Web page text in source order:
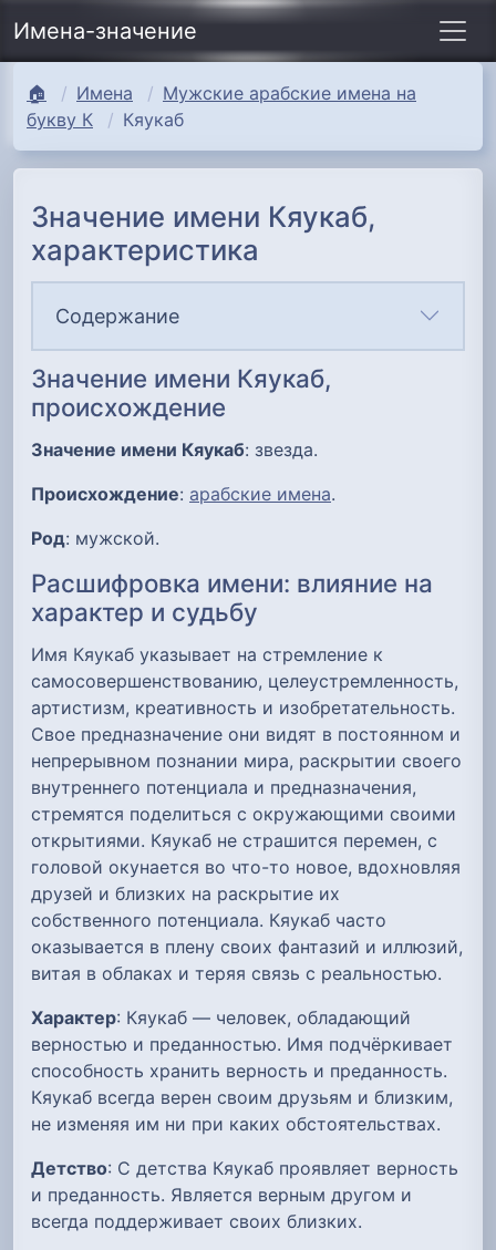
Имена-значение
🏠 Имена
Мужские арабские имена на
букву К
Кяукаб
Значение имени Кяукаб,
характеристика
Содержание
Значение имени Кяукаб,
происхождение
Значение имени Кяукаб: звезда.
Происхождение: арабские имена.
Род: мужской.
Расшифровка имени: влияние на
характер и судьбу
Имя Кяукаб указывает на стремление к
самосовершенствованию, целеустремленность,
артистизм, креативность и изобретательность.
Свое предназначение они видят в постоянном и
непрерывном познании мира, раскрытии своего
внутреннего потенциала и предназначения,
стремятся поделиться с окружающими своими
открытиями. Кяукаб не страшится перемен, с
головой окунается во что-то новое, вдохновляя
друзей и близких на раскрытие их
собственного потенциала. Кяукаб часто
оказывается в плену своих фантазий и иллюзий,
витая в облаках и теряя связь с реальностью.
Характер: Кяукаб — человек, обладающий
верностью и преданностью. Имя подчёркивает
способность хранить верность и преданность.
Кяукаб всегда верен своим друзьям и близким,
не изменяя им ни при каких обстоятельствах.
Детство: С детства Кяукаб проявляет верность
и преданность. Является верным другом и
всегда поддерживает своих близких.